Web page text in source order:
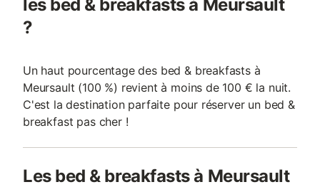
les bed & breakfasts à Meursault
?
Un haut pourcentage des bed & breakfasts à
Meursault (100 %) revient à moins de 100 € la nuit.
C'est la destination parfaite pour réserver un bed &
breakfast pas cher !
Les bed & breakfasts à Meursault